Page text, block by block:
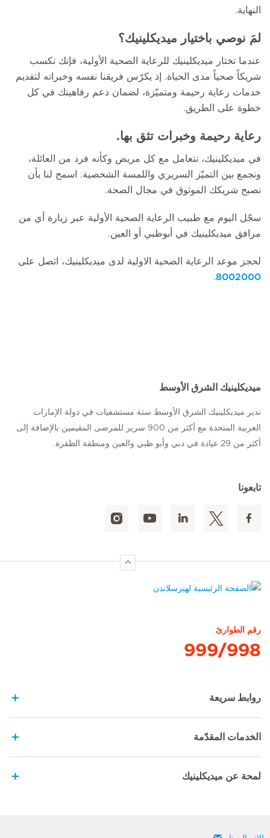
النهاية.
لمَ نوصي باختيار ميديكلينيك؟
عندما تختار ميديكلينيك للرعاية الصحية الأولية، فإنك تكسب
شريكاً صحياً مدى الحياة. إذ يكرّس فريقنا نفسه وخبراته لتقديم
خدمات رعاية رحيمة ومتميّزة، لضمان دعم رفاهيتك في كل
خطوة على الطريق.
رعاية رحيمة وخبرات تثق بها.
في ميديكلينيك، نتعامل مع كل مريض وكأنه فرد من العائلة،
ونجمع بين التميّز السريري واللمسة الشخصية. اسمح لنا بأن
نصبح شريكك الموثوق في مجال الصحة.
سجّل اليوم مع طبيب الرعاية الصحية الأولية عبر زيارة أي من
مرافق ميديكلينيك في أبوظبي أو العين.
لحجز موعد الرعاية الصحية الاولية لدى ميديكلينيك، اتصل على
8002000
.
ميديكلينيك الشرق الأوسط
تدير ميديكلينيك الشرق الأوسط ستة مستشفيات في دولة الإمارات
العربية المتحدة مع أكثر من 900 سرير للمرضى المقيمين بالإضافة إلى
أكثر من 29 عيادة في دبي وأبو ظبي والعين ومنطقة الظفرة.
تابعونا
رقم الطوارئ
999/998
روابط سريعة
الخدمات المقدّمة
لمحة عن ميديكلينيك